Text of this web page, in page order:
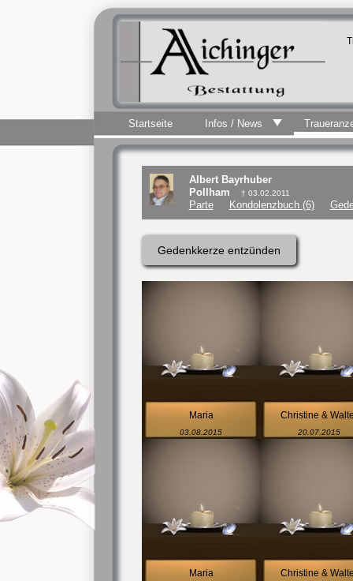
Startseite Infos / News
Albert Bayrhuber
Pollham
† 03.02.2011
Parte Kondolenzbuch (6)
Gedenkkerze entzünden
Maria
03.08.2015
Christine &
20.07.2015
Maria Christine &